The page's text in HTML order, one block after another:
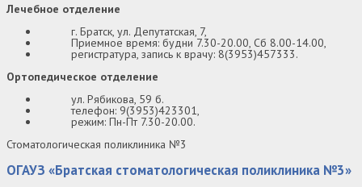
Лечебное отделение
г. Братск, ул. Депутатская, 7,
Приемное время: будни 7.30-20.00, Сб 8.00-14.00,
регистратура, запись к врачу: 8(3953)457333.
Ортопедическое отделение
ул. Рябикова, 59 б.
телефон: 9(3953)423301,
режим: Пн-Пт 7.30-20.00.
Стоматологическая поликлиника №3
ОГАУЗ «Братская стоматологическая поликлиника №3»